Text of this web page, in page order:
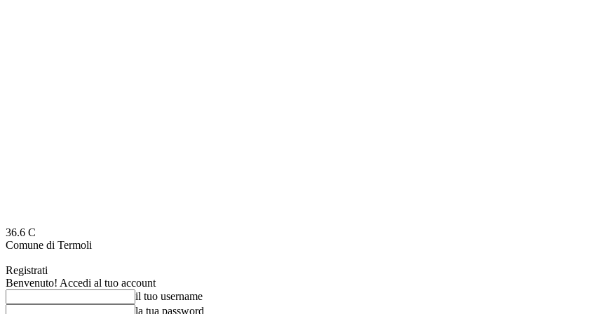
36.6 C
Comune di Termoli
Registrati
Benvenuto! Accedi al tuo account
il tuo username
la tua password